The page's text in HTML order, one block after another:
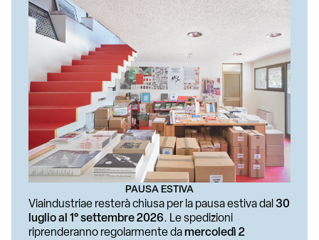
Bundle: edizione
d'artista+libro
INSALATA DI FOSSILI
€ 35
CARETTO/SPAGNA
Bright Ecologies.
Caretto/Spagna:
LUCA PUCCI
Quattro
€ 16
PAUSA ESTIVA
Viaindustriae resterà chiusa per la pausa estiva dal30
luglio al 1° settembre 2026. Le spedizioni
riprenderanno regolarmente damercoledì 2